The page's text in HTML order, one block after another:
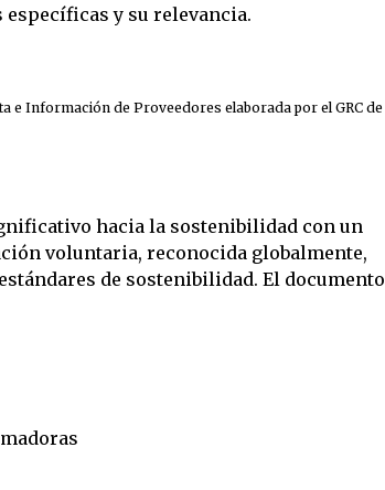
y su relevancia.
e Información de Proveedores elaborada por el GRC de
hacia la sostenibilidad con un
voluntaria, reconocida globalmente,
de sostenibilidad. El documento